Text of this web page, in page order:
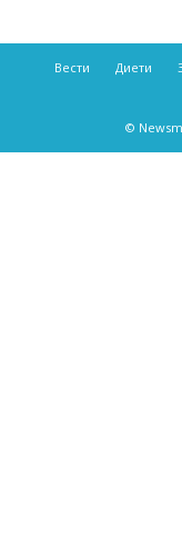
Вести Диети
©